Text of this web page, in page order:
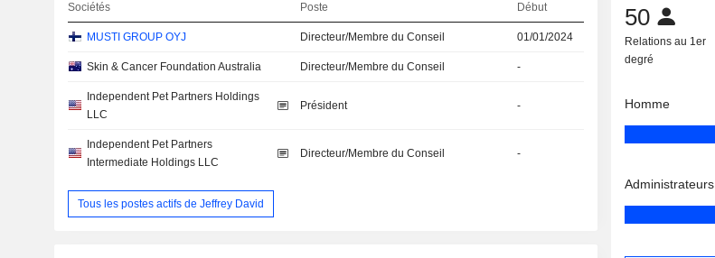
Sociétés Poste Début
MUSTI GROUP OYJ Directeur/Membre du Conseil 01/01/2024
Skin & Cancer Foundation Australia Directeur/Membre du Conseil -
Independent Pet Partners Holdings
LLC
Président -
Independent Pet Partners
Intermediate Holdings LLC
Directeur/Membre du Conseil -
Tous les postes actifs de Jeffrey David
50
Relations au 1er
degré
Homme
Administrateurs